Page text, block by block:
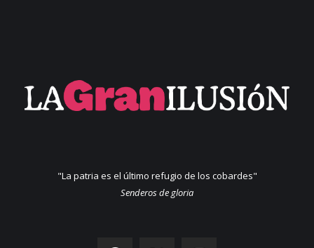
"La patria es el último refugio de los cobardes"
Senderos de gloria